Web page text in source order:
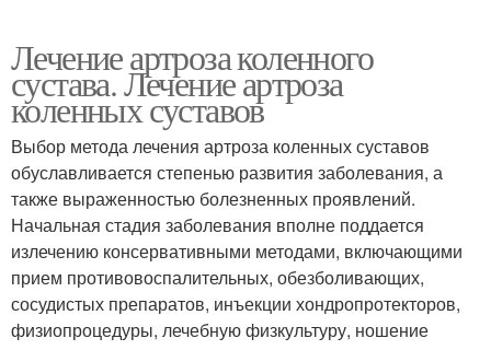
Лечение артроза коленного
сустава. Лечение артроза
коленных суставов
Выбор метода лечения артроза коленных суставов
обуславливается степенью развития заболевания, а
также выраженностью болезненных проявлений.
Начальная стадия заболевания вполне поддается
излечению консервативными методами, включающими
прием противовоспалительных, обезболивающих,
сосудистых препаратов, инъекции хондропротекторов,
физиопроцедуры, лечебную физкультуру, ношение